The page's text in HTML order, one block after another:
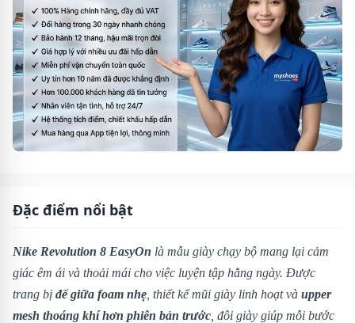
Đặc điểm nổi bật
Nike Revolution 8 EasyOn là mẫu giày chạy bộ mang lại cảm
giác êm ái và thoải mái cho việc luyện tập hằng ngày. Được
trang bị đế giữa foam nhẹ , thiết kế mũi giày linh hoạt và upper
mesh thoáng khí hơn phiên bản trước , đôi giày giúp mỗi bước